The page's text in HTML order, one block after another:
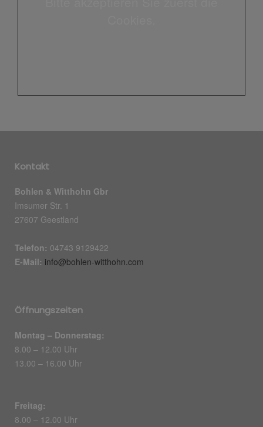
Kontakt
Bohlen & Witthohn Gbr
Imsumer Str. 1
27607 Geestland
Telefon: 04743 9129422
E-Mail: info@bohlen-witthohn.com
Öffnungszeiten
Montag – Donnerstag:
8.00 – 12.00 Uhr
13.00 – 16.00 Uhr
Freitag:
8.00 – 12.00 Uhr